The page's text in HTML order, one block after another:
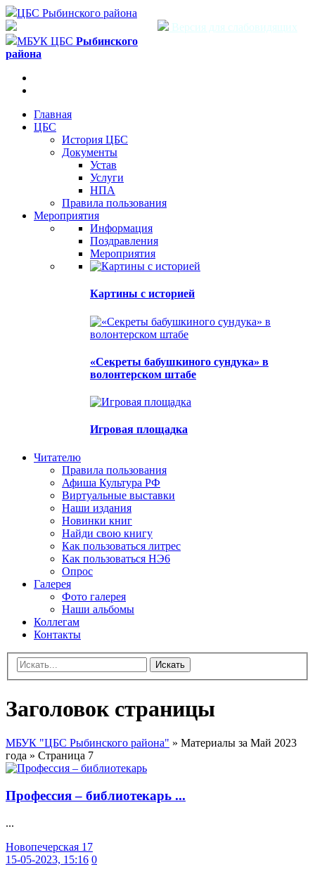
ЦБС Рыбинского района
Версия для слабовидящих
МБУК ЦБС Рыбинского
района
Главная
ЦБС
История ЦБС
Документы
Устав
Услуги
НПА
Правила пользования
Мероприятия
Информация
Поздравления
Мероприятия
Картины с историей
«Секреты бабушкиного сундука» в
волонтерском штабе
Игровая площадка
Читателю
Правила пользования
Афиша Культура РФ
Виртуальные выставки
Наши издания
Новинки книг
Найди свою книгу
Как пользоваться литрес
Как пользоваться НЭ6
Опрос
Галерея
Фото галерея
Наши альбомы
Коллегам
Контакты
Искать
Заголовок страницы
МБУК "ЦБС Рыбинского района" » Материалы за Май 2023
года » Страница 7
Профессия – библиотекарь ...
...
Новопечерская 17
15-05-2023, 15:16 0